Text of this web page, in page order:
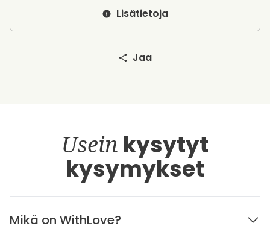
Lisätietoja
Jaa
Usein kysytyt
kysymykset
Mikä on WithLove?